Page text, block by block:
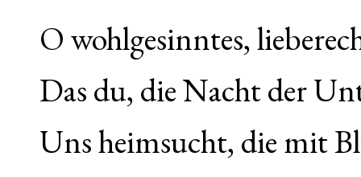
O wohlgesinntes,
Das du, die Nacht der
Uns heimsucht, die mit